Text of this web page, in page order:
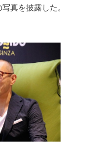
真を披露した。